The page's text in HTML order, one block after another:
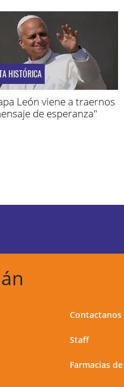
HISTÓRICA
León viene a traernos
de esperanza"
Contactanos
Staff
Farmacias